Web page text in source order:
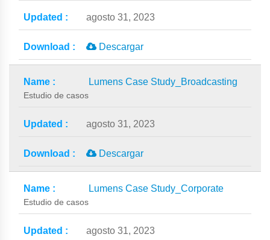
agosto 31, 2023
Descargar
Lumens Case Study_Broadcasting
Estudio de casos
agosto 31, 2023
Descargar
Lumens Case Study_Corporate
Estudio de casos
agosto 31, 2023